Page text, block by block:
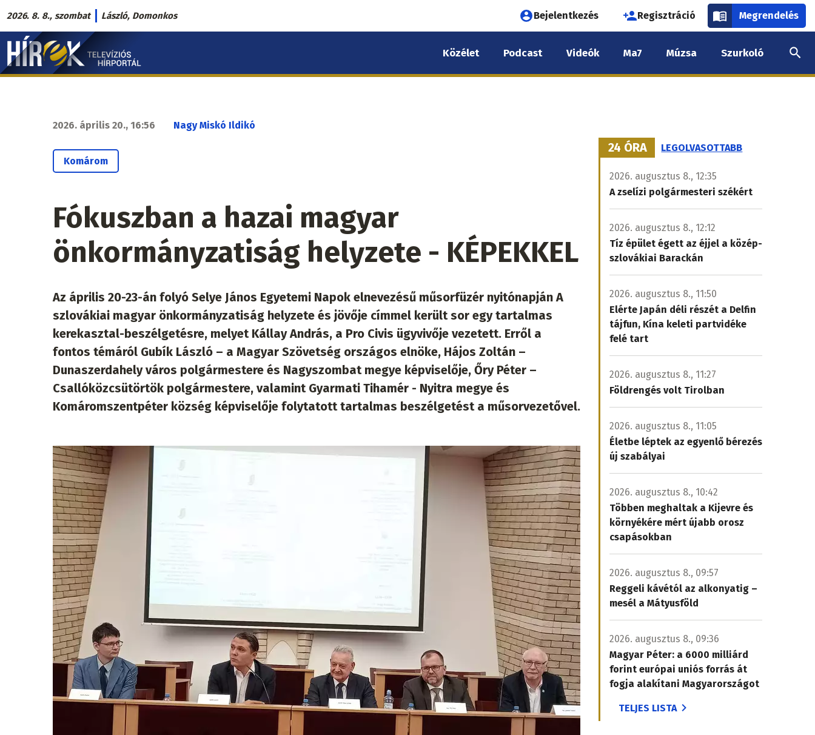
Ugrás
a
tartalomra
2026. 8. 8., szombat László, Domonkos
Felhasználói
fiók
menüje
Bejelentkezés Regisztráció Megrendelés
Hírek.sk
fő
Közélet Podcast Videók Ma7 Múzsa Szurkoló
2026. április 20., 16:56 Nagy Miskó Ildikó
Komárom
Fókuszban a hazai magyar
önkormányzatiság helyzete - KÉPEKKEL
Az április 20-23-án folyó Selye János Egyetemi Napok elnevezésű műsorfüzér nyitónapján A
szlovákiai magyar önkormányzatiság helyzete és jövője címmel került sor egy tartalmas
kerekasztal-beszélgetésre, melyet Kállay András, a Pro Civis ügyvivője vezetett. Erről a
fontos témáról Gubík László – a Magyar Szövetség országos elnöke, Hájos Zoltán –
Dunaszerdahely város polgármestere és Nagyszombat megye képviselője, Őry Péter –
Csallóközcsütörtök polgármestere, valamint Gyarmati Tihamér - Nyitra megye és
Komáromszentpéter község képviselője folytatott tartalmas beszélgetést a műsorvezetővel.
24 ÓRA LEGOLVASOTTABB
2026. augusztus 8., 12:35
A zselízi polgármesteri székért
2026. augusztus 8., 12:12
Tíz épület égett az éjjel a közép-
szlovákiai Barackán
2026. augusztus 8., 11:50
Elérte Japán déli részét a Delfin
tájfun, Kína keleti partvidéke
felé tart
2026. augusztus 8., 11:27
Földrengés volt Tirolban
2026. augusztus 8., 11:05
Életbe léptek az egyenlő bérezés
új szabályai
2026. augusztus 8., 10:42
Többen meghaltak a Kijevre és
környékére mért újabb orosz
csapásokban
2026. augusztus 8., 09:57
Reggeli kávétól az alkonyatig –
mesél a Mátyusföld
2026. augusztus 8., 09:36
Magyar Péter: a 6000 milliárd
forint európai uniós forrás át
fogja alakítani Magyarországot
TELJES LISTA